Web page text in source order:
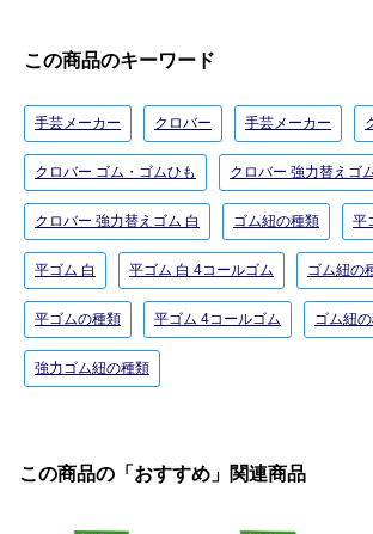
この商品のキーワード
手芸メーカー クロバー 手芸メーカー
クロバー ゴム・ゴムひも クロバー 強力替えゴ
クロバー 強力替えゴム 白 ゴム紐の種類 平
平ゴム 白 平ゴム 白 4コールゴム ゴム紐の
平ゴムの種類 平ゴム 4コールゴム ゴム紐
強力ゴム紐の種類
この商品の「おすすめ」関連商品